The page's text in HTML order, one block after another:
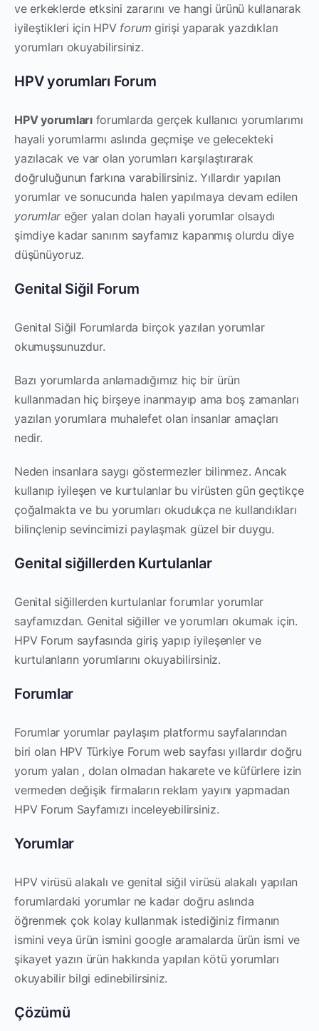
ve erkeklerde etksini zararını ve hangi ürünü kullanarak
iyileştikleri için HPV forum girişi yaparak yazdıkları
yorumları okuyabilirsiniz.
HPV yorumları Forum
HPV yorumlarıforumlarda gerçek kullanıcı yorumlarımı
hayali yorumlarmı aslında geçmişe ve gelecekteki
yazılacak ve var olan yorumları karşılaştırarak
doğruluğunun farkına varabilirsiniz. Yıllardır yapılan
yorumlar ve sonucunda halen yapılmaya devam edilen
yorumlareğer yalan dolan hayali yorumlar olsaydı
şimdiye kadar sanırım sayfamız kapanmış olurdu diye
düşünüyoruz.
Genital Siğil Forum
Genital Siğil Forumlarda birçok yazılan yorumlar
okumuşsunuzdur.
Bazı yorumlarda anlamadığımız hiç bir ürün
kullanmadan hiç birşeye inanmayıp ama boş zamanları
yazılan yorumlara muhalefet olan insanlar amaçları
nedir.
Neden insanlara saygı göstermezler bilinmez. Ancak
kullanıp iyileşen ve kurtulanlar bu virüsten gün geçtikçe
çoğalmakta ve bu yorumları okudukça ne kullandıkları
bilinçlenip sevincimizi paylaşmak güzel bir duygu.
Genital siğillerden Kurtulanlar
Genital siğillerden kurtulanlar forumlar yorumlar
sayfamızdan. Genital siğiller ve yorumları okumak için.
HPV Forum sayfasında giriş yapıp iyileşenler ve
kurtulanların yorumlarını okuyabilirsiniz.
Forumlar
Forumlar yorumlar paylaşım platformu sayfalarından
biri olan HPV Türkiye Forum web sayfası yıllardır doğru
yorum yalan , dolan olmadan hakarete ve küfürlere izin
vermeden değişik firmaların reklam yayını yapmadan
HPV Forum Sayfamızı inceleyebilirsiniz.
Yorumlar
HPV virüsü alakalı ve genital siğil virüsü alakalı yapılan
forumlardaki yorumlar ne kadar doğru aslında
öğrenmek çok kolay kullanmak istediğiniz firmanın
ismini veya ürün ismini google aramalarda ürün ismi ve
şikayet yazın ürün hakkında yapılan kötü yorumları
okuyabilir bilgi edinebilirsiniz.
Çözümü